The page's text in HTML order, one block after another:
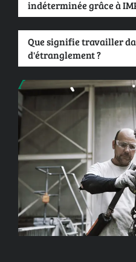
indéterminée grâce à
Que signifie travailler
d'étranglement ?